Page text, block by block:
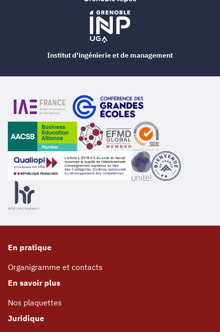
En pratique
Organigramme et contacts
En savoir plus
Nos plaquettes
Juridique
Institut d'ingénierie et de management